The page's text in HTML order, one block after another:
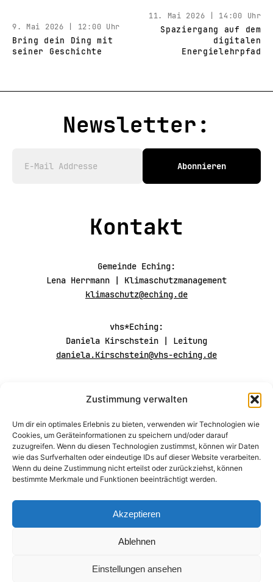
Zustimmung verwalten
Um dir ein optimales Erlebnis zu bieten, verwenden wir Technologien wie
Cookies, um Geräteinformationen zu speichern und/oder darauf
zuzugreifen. Wenn du diesen Technologien zustimmst, können wir Daten
wie das Surfverhalten oder eindeutige IDs auf dieser Website verarbeiten.
Wenn du deine Zustimmung nicht erteilst oder zurückziehst, können
bestimmte Merkmale und Funktionen beeinträchtigt werden.
Akzeptieren
Ablehnen
Einstellungen ansehen
9. Mai 2026 | 12:00 Uhr
Bring dein Ding mit
seiner Geschichte
11. Mai 2026 | 14:00 Uhr
Spaziergang auf dem
digitalen
Energielehrpfad
Newsletter:
Abonnieren
Kontakt
Gemeinde Eching:
Lena Herrmann | Klimaschutzmanagement
klimaschutz@eching.de
vhs*Eching:
Daniela Kirschstein | Leitung
daniela.Kirschstein@vhs-eching.de
Instagram